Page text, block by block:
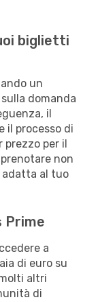
biglietti
un
domanda
il
il processo di
prezzo per il
non
adatta al tuo
Prime
a
di euro su
altri
di